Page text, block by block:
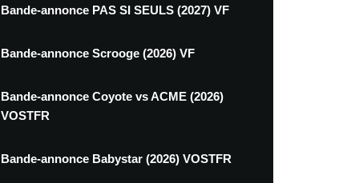
Bande-annonce PAS SI SEULS (2027) VF
Bande-annonce Scrooge (2026) VF
Bande-annonce Coyote vs ACME (2026)
VOSTFR
Bande-annonce Babystar (2026) VOSTFR